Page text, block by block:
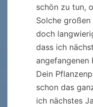
schön zu tun,
Solche
doch
dass ich
angefangenen
Dein
schon das
ich nächstes